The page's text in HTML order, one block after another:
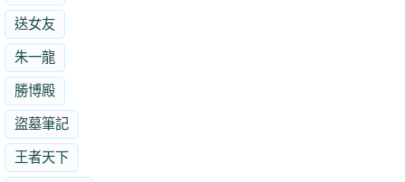
送女友
朱一龍
勝博殿
盜墓筆記
王者天下